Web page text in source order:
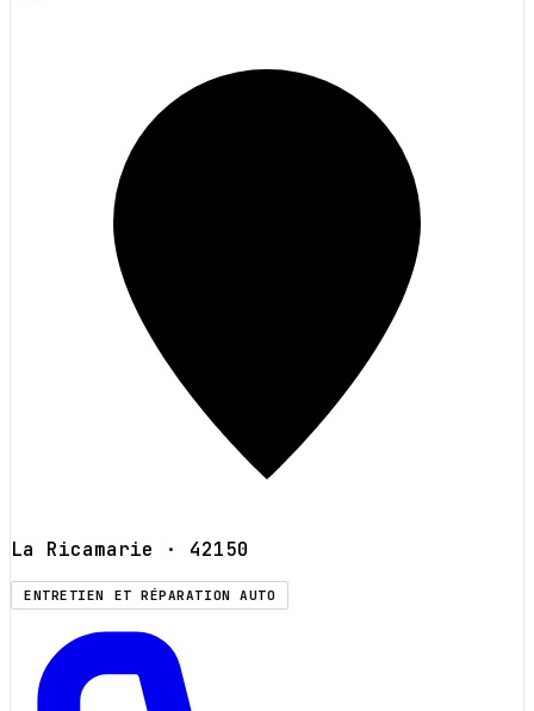
La Ricamarie · 42150
ENTRETIEN ET RÉPARATION AUTO